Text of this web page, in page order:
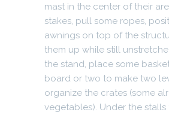
mast in the center of their
stakes, pull some ropes,
awnings on top of the
them up while still
the stand, place some
board or two to make two
organize the crates (some
vegetables). Under the stalls